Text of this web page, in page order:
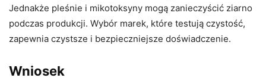
Jednakże pleśnie i mikotoksyny mogą zanieczyścić ziarno
podczas produkcji. Wybór marek, które testują czystość,
zapewnia czystsze i bezpieczniejsze doświadczenie.
Wniosek